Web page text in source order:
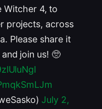
Witcher 4, to
projects, across
Please share it
join us! 🥺
July 2,